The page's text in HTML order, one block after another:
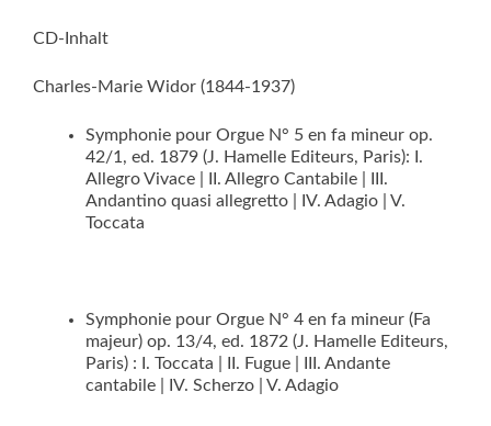
CD-Inhalt
Charles-Marie Widor (1844-1937)
Symphonie pour Orgue N° 5 en fa mineur op.
42/1, ed. 1879 (J. Hamelle Editeurs, Paris): I.
Allegro Vivace | II. Allegro Cantabile | III.
Andantino quasi allegretto | IV. Adagio | V.
Toccata
Symphonie pour Orgue N° 4 en fa mineur (Fa
majeur) op. 13/4, ed. 1872 (J. Hamelle Editeurs,
Paris) : I. Toccata | II. Fugue | III. Andante
cantabile | IV. Scherzo | V. Adagio